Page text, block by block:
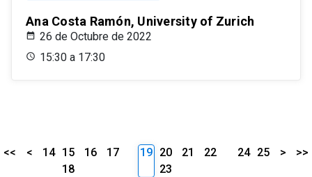
Ana Costa Ramón, University of Zurich
26 de Octubre de 2022
15:30 a 17:30
<< < 14 15 16
17
18
19 20 21
22
23
24 25 > >>